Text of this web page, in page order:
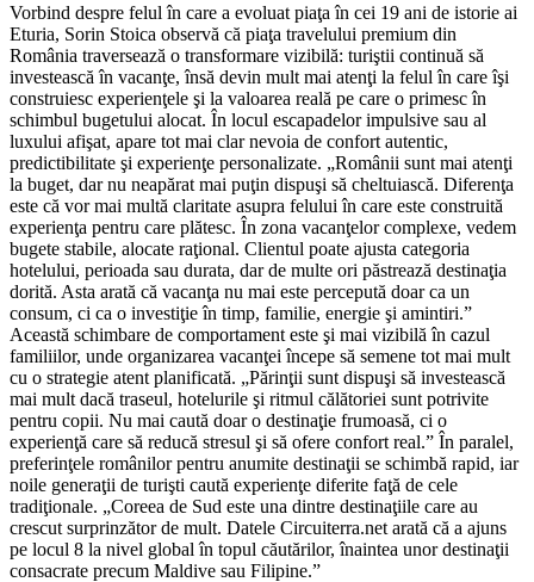
Vorbind despre felul în care a evoluat piaţa în cei 19 ani de istorie ai
Eturia, Sorin Stoica observă că piaţa travelului premium din
România traversează o transformare vizibilă: turiştii continuă să
investească în vacanţe, însă devin mult mai atenţi la felul în care îşi
construiesc experienţele şi la valoarea reală pe care o primesc în
schimbul bugetului alocat. În locul escapadelor impulsive sau al
luxului afişat, apare tot mai clar nevoia de confort autentic,
predictibilitate şi experienţe personalizate. „Românii sunt mai atenţi
la buget, dar nu neapărat mai puţin dispuşi să cheltuiască. Diferenţa
este că vor mai multă claritate asupra felului în care este construită
experienţa pentru care plătesc. În zona vacanţelor complexe, vedem
bugete stabile, alocate raţional. Clientul poate ajusta categoria
hotelului, perioada sau durata, dar de multe ori păstrează destinaţia
dorită. Asta arată că vacanţa nu mai este percepută doar ca un
consum, ci ca o investiţie în timp, familie, energie şi amintiri.”
Această schimbare de comportament este şi mai vizibilă în cazul
familiilor, unde organizarea vacanţei începe să semene tot mai mult
cu o strategie atent planificată. „Părinţii sunt dispuşi să investească
mai mult dacă traseul, hotelurile şi ritmul călătoriei sunt potrivite
pentru copii. Nu mai caută doar o destinaţie frumoasă, ci o
experienţă care să reducă stresul şi să ofere confort real.” În paralel,
preferinţele românilor pentru anumite destinaţii se schimbă rapid, iar
noile generaţii de turişti caută experienţe diferite faţă de cele
tradiţionale. „Coreea de Sud este una dintre destinaţiile care au
crescut surprinzător de mult. Datele Circuiterra.net arată că a ajuns
pe locul 8 la nivel global în topul căutărilor, înaintea unor destinaţii
consacrate precum Maldive sau Filipine.”